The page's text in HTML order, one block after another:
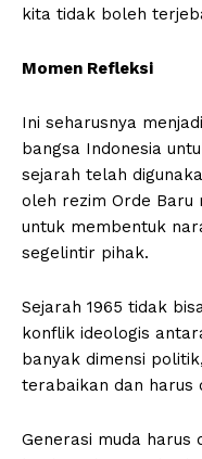
kita tidak boleh
Momen Refleksi
Ini seharusnya
bangsa Indonesia
sejarah telah
oleh rezim Orde
untuk membentuk
segelintir pihak.
Sejarah 1965 tidak
konflik ideologis
banyak dimensi
terabaikan dan harus
Generasi muda harus